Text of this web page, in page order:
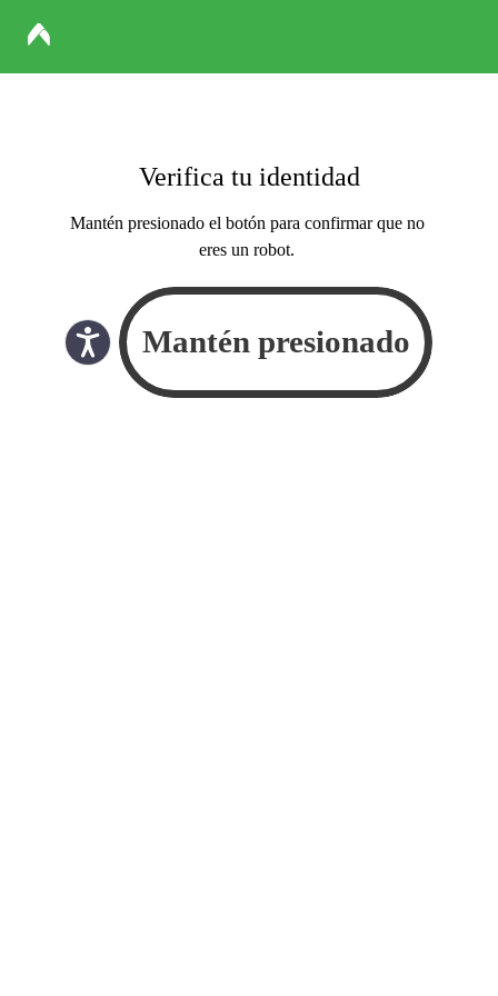
Verifica tu identidad
Mantén presionado el botón para confirmar que no
eres un robot.